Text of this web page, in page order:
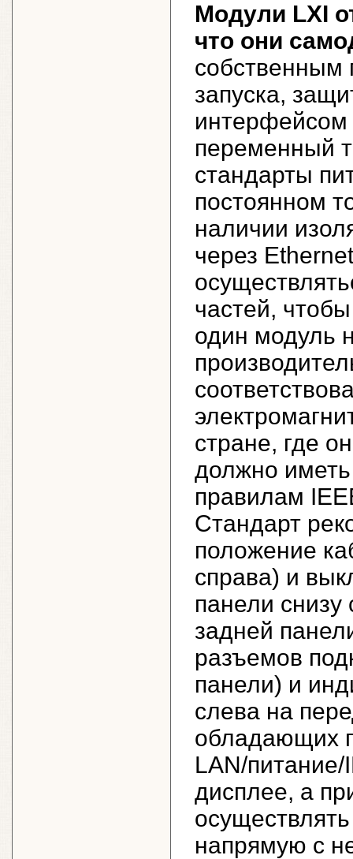
Модули LXI
что они
собственным
запуска,
интерфейсом
переменный
стандарты
постоянном
наличии
через
частей,
один модуль
стране, где
должно иметь
правилам
Стандарт
положение
справа) и
панели снизу
задней
разъемов
панели) и
слева на
обладающих
LAN/
дисплее, а
напрямую с